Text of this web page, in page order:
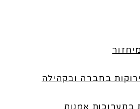
ירוקות בחברה ובקהילה
בתערוכות אמנות